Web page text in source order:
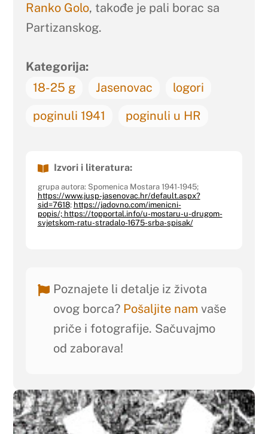
Ranko Golo, takođe je pali borac sa
Partizanskog.
Kategorija:
18-25 g
Jasenovac
logori
poginuli 1941
poginuli u HR
Izvori i literatura:
grupa autora: Spomenica Mostara 1941-1945;
https://www.jusp-jasenovac.hr/default.aspx?
sid=7618; https://jadovno.com/imenicni-
popis/; https://topportal.info/u-mostaru-u-drugom-
svjetskom-ratu-stradalo-1675-srba-spisak/
Poznajete li detalje iz života
ovog borca? Pošaljite nam vaše
priče i fotografije. Sačuvajmo
od zaborava!